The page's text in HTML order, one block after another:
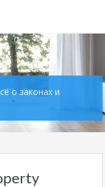
о законах и